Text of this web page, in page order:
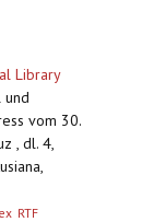
Library
und
vom 30.
, dl. 4,
RTF